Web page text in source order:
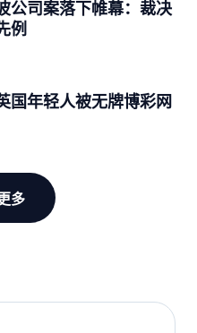
公司案落下帷幕：裁决
例
国年轻人被无牌博彩网
多